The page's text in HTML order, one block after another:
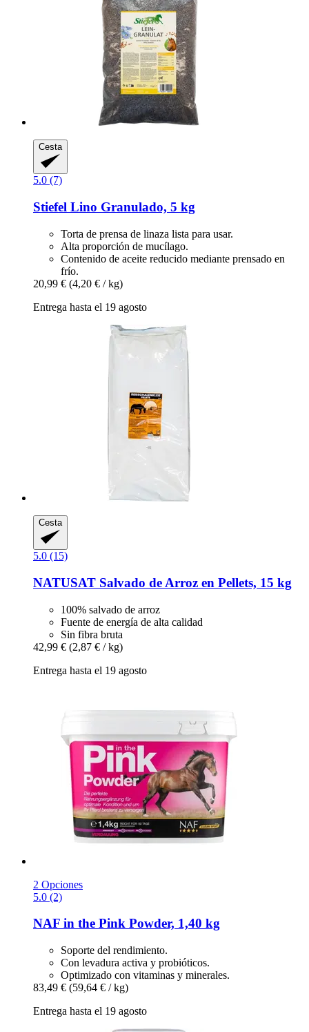
Cesta
5.0 (7)
Stiefel Lino Granulado, 5 kg
Torta de prensa de linaza lista para usar.
Alta proporción de mucílago.
Contenido de aceite reducido mediante prensado en
frío.
20,99 € (4,20 € / kg)
Entrega hasta el 19 agosto
Cesta
5.0 (15)
NATUSAT Salvado de Arroz en Pellets, 15 kg
100% salvado de arroz
Fuente de energía de alta calidad
Sin fibra bruta
42,99 € (2,87 € / kg)
Entrega hasta el 19 agosto
2 Opciones
5.0 (2)
NAF in the Pink Powder, 1,40 kg
Soporte del rendimiento.
Con levadura activa y probióticos.
Optimizado con vitaminas y minerales.
83,49 € (59,64 € / kg)
Entrega hasta el 19 agosto